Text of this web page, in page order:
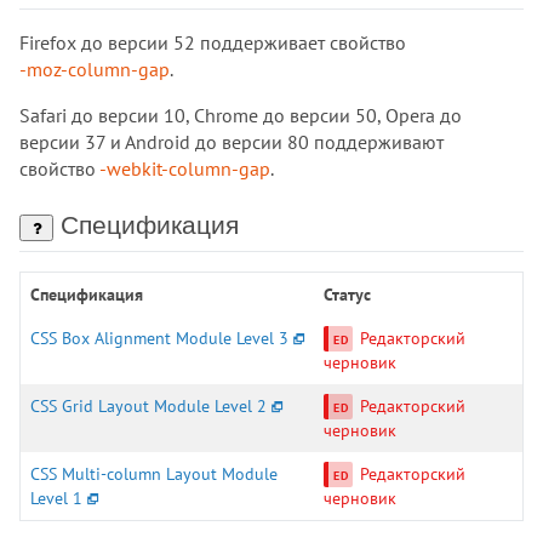
Firefox до версии 52 поддерживает свойство
-moz-column-gap.
Safari до версии 10, Chrome до версии 50, Opera до
версии 37 и Аndroid до версии 80 поддерживают
свойство -webkit-column-gap.
Спецификация
Спецификация
Статус
CSS Box Alignment Module Level 3
Редакторский
черновик
CSS Grid Layout Module Level 2
Редакторский
черновик
CSS Multi-column Layout Module
Level 1
Редакторский
черновик
background-position-x
background-repeat
background-size
border
border-block
border-block-color
border-block-end
border-block-end-color
border-block-end-width
border-block-start-color
border-block-start-style